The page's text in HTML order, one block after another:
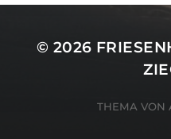
© 2026
THEMA VON